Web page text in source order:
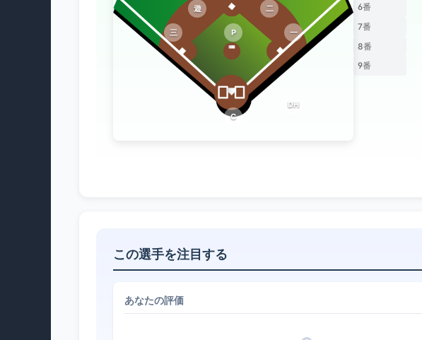
P
C
一
二
三
遊
DH
6番
7番
8番
9番
この選手を注目する
あなたの評価